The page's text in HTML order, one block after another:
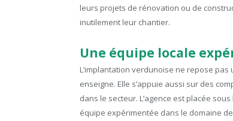
leurs projets de rénovation ou de
inutilement leur chantier.
Une équipe locale
L’implantation verdunoise ne repose
enseigne. Elle s’appuie aussi sur des
dans le secteur. L’agence est placée
équipe expérimentée dans le domaine